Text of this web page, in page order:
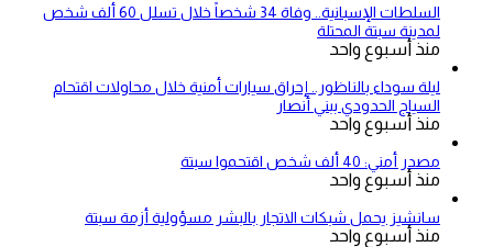
السلطات الإسبانية.. وفاة 34 شخصاً خلال تسلل 60 ألف شخص
لمدينة سبتة المحتلة
منذ أسبوع واحد
ليلة سوداء بالناظور.. إحراق سيارات أمنية خلال محاولات اقتحام
السياج الحدودي ببني أنصار
منذ أسبوع واحد
مصدر أمني: 40 ألف شخص اقتحموا سبتة
منذ أسبوع واحد
سانشيز يحمل شبكات الاتجار بالبشر مسؤولية أزمة سبتة
منذ أسبوع واحد